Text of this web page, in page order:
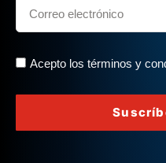
Acepto los términos y